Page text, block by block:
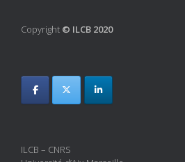
Copyright © ILCB 2020
ILCB – CNRS